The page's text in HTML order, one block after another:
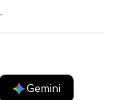
Gemini